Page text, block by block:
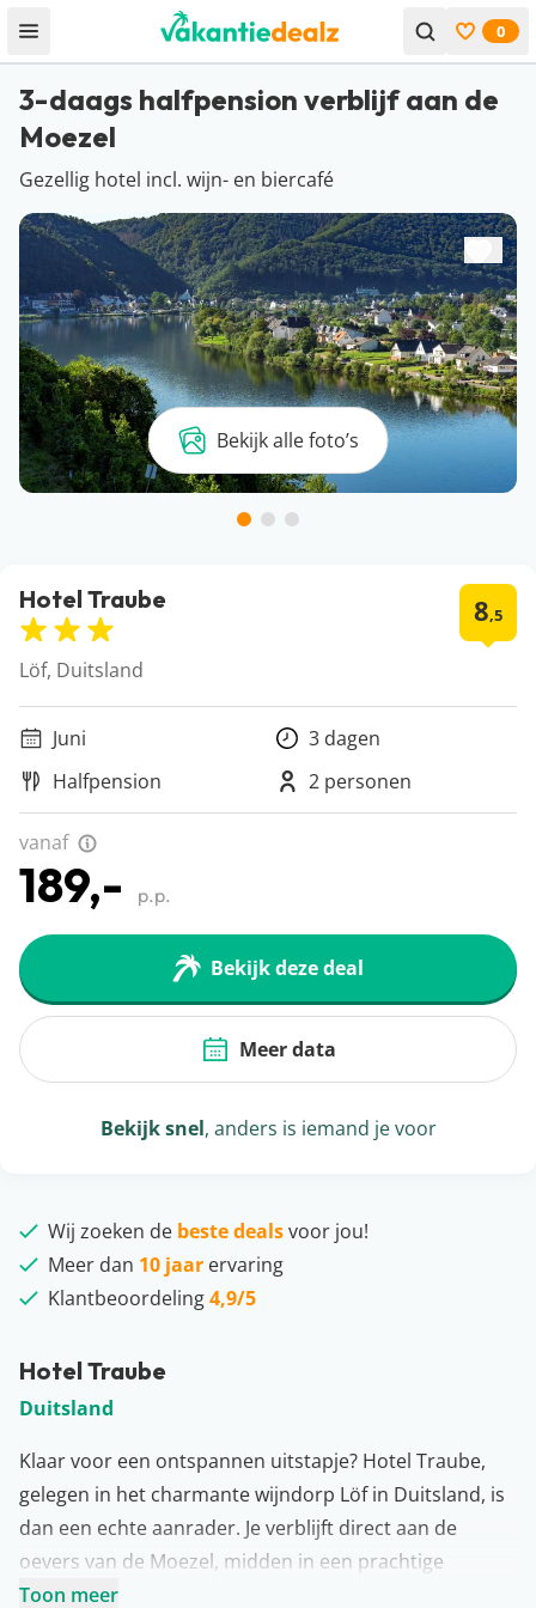
Open menu Bekijk
0
3-daags halfpension verblijf aan de
Moezel
Gezellig hotel incl. wijn- en biercafé
Bekijk alle foto’s
Hotel Traube
Duitsland
Klaar voor een ontspannen uitstapje? Hotel Traube,
gelegen in het charmante wijndorp Löf in Duitsland, is
dan een echte aanrader. Je verblijft direct aan de
oevers van de Moezel, midden in een prachtige
omgeving. Het gebied staat bekend om de kleine
Toon meer
Hotel Traube 8,5
Löf, Duitsland
Juni
3 dagen
Halfpension
2 personen
vanaf
189,- p.p.
Bekijk deze deal
Meer data
Bekijk snel, anders is iemand je voor
Wij zoeken de beste dealsvoor jou!
Meer dan 10 jaar ervaring
Klantbeoordeling4,9/5